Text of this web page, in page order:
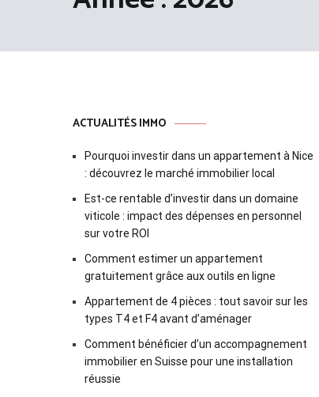
ACTUALITÉS IMMO
Pourquoi investir dans un appartement à Nice
: découvrez le marché immobilier local
Est-ce rentable d’investir dans un domaine
viticole : impact des dépenses en personnel
sur votre ROI
Comment estimer un appartement
gratuitement grâce aux outils en ligne
Appartement de 4 pièces : tout savoir sur les
types T4 et F4 avant d’aménager
Comment bénéficier d’un accompagnement
immobilier en Suisse pour une installation
réussie